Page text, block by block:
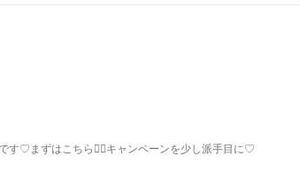
す♡まずはこちら💁‍♀️キャンペーンを少し派手目に♡